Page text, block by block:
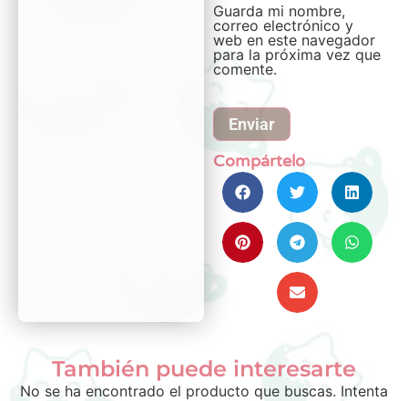
Guarda mi nombre,
correo electrónico y
web en este navegador
para la próxima vez que
comente.
Compártelo
También puede interesarte
No se ha encontrado el producto que buscas. Intenta